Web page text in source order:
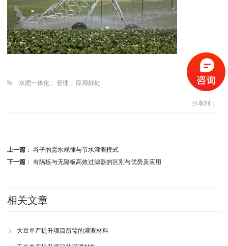
水肥一体化, 管理 , 应用好处
分享到：
上一篇： 谷子的需水规律与节水灌溉模式
下一篇： 有隔板与无隔板高效过滤器的区别与优势及应用
相关文章
大豆单产提升项目所需的灌溉材料